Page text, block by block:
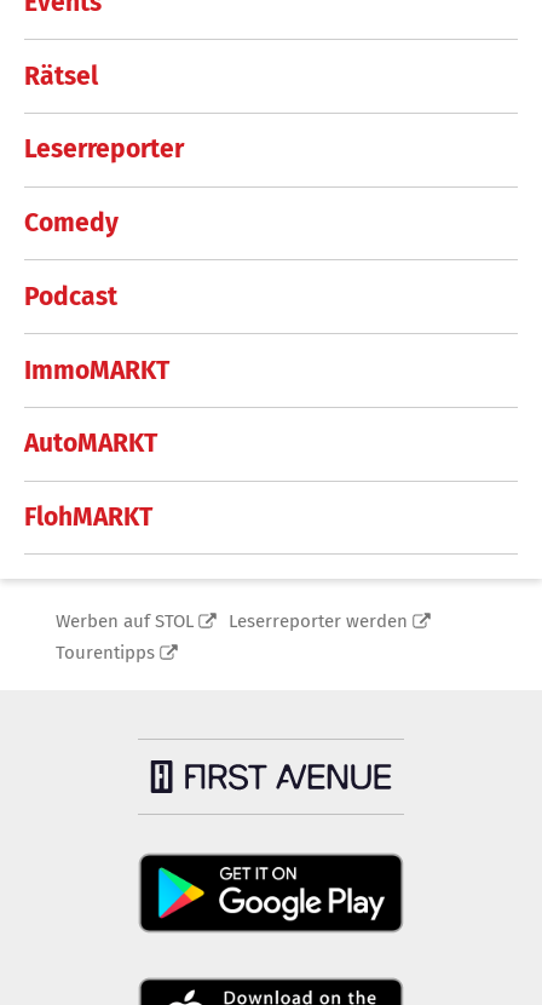
Rätsel
Leserreporter
Comedy
Podcast
ImmoMARKT
AutoMARKT
FlohMARKT
Werben auf STOL
Leserreporter werden
Tourentipps